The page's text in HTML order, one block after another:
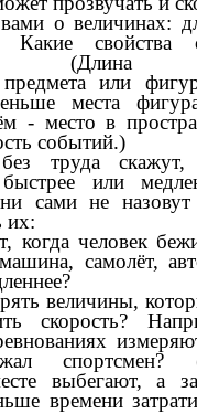
о величинах:
свойства
(Длина
предмета или
места
- место в
событий.)
труда скажут,
быстрее или
сами не назовут
их:
когда человек
самолёт,
величины,
скорость?
спортсмен?
выбегают, а
времени